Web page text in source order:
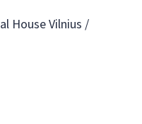
House Vilnius /